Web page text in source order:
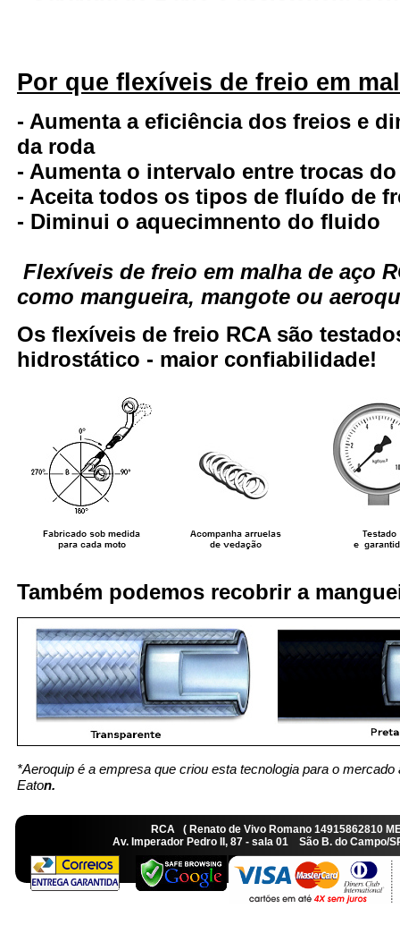
Por que flexíveis de freio em
- Aumenta a eficiência dos freios e
da roda
- Aumenta o intervalo entre trocas
- Aceita todos os tipos de fluído de
- Diminui o aquecimnento do fluido
Flexíveis de freio em malha de aço
como mangueira, mangote ou
Os flexíveis de freio RCA são
hidrostático - maior confiabilidade!
Também podemos recobrir a
*Aeroquip é a empresa que criou esta tecnologia para o
Eaton.
RCA ( Renato de Vivo Romano
Av. Imperador Pedro II, 87 - sala 01 São B. do